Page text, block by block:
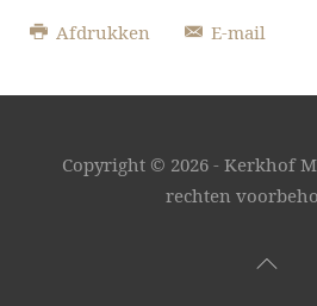
Afdrukken E-mail
Copyright © 2026 - Kerkhof
rechten